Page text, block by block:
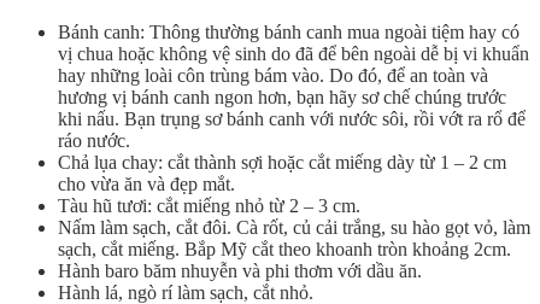
Bánh canh: Thông thường bánh canh mua ngoài tiệm hay có
vị chua hoặc không vệ sinh do đã để bên ngoài dễ bị vi khuẩn
hay những loài côn trùng bám vào. Do đó, để an toàn và
hương vị bánh canh ngon hơn, bạn hãy sơ chế chúng trước
khi nấu. Bạn trụng sơ bánh canh với nước sôi, rồi vớt ra rổ để
ráo nước.
Chả lụa chay: cắt thành sợi hoặc cắt miếng dày từ 1 – 2 cm
cho vừa ăn và đẹp mắt.
Tàu hũ tươi: cắt miếng nhỏ từ 2 – 3 cm.
Nấm làm sạch, cắt đôi. Cà rốt, củ cải trắng, su hào gọt vỏ, làm
sạch, cắt miếng. Bắp Mỹ cắt theo khoanh tròn khoảng 2cm.
Hành baro băm nhuyễn và phi thơm với dầu ăn.
Hành lá, ngò rí làm sạch, cắt nhỏ.